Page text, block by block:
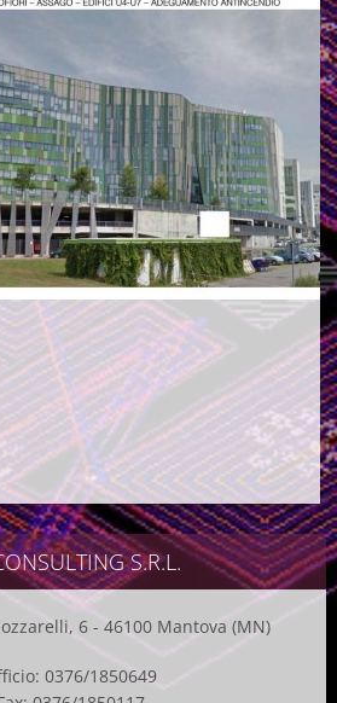
S.R.L.
6 - 46100 Mantova (MN)
0376/1850649